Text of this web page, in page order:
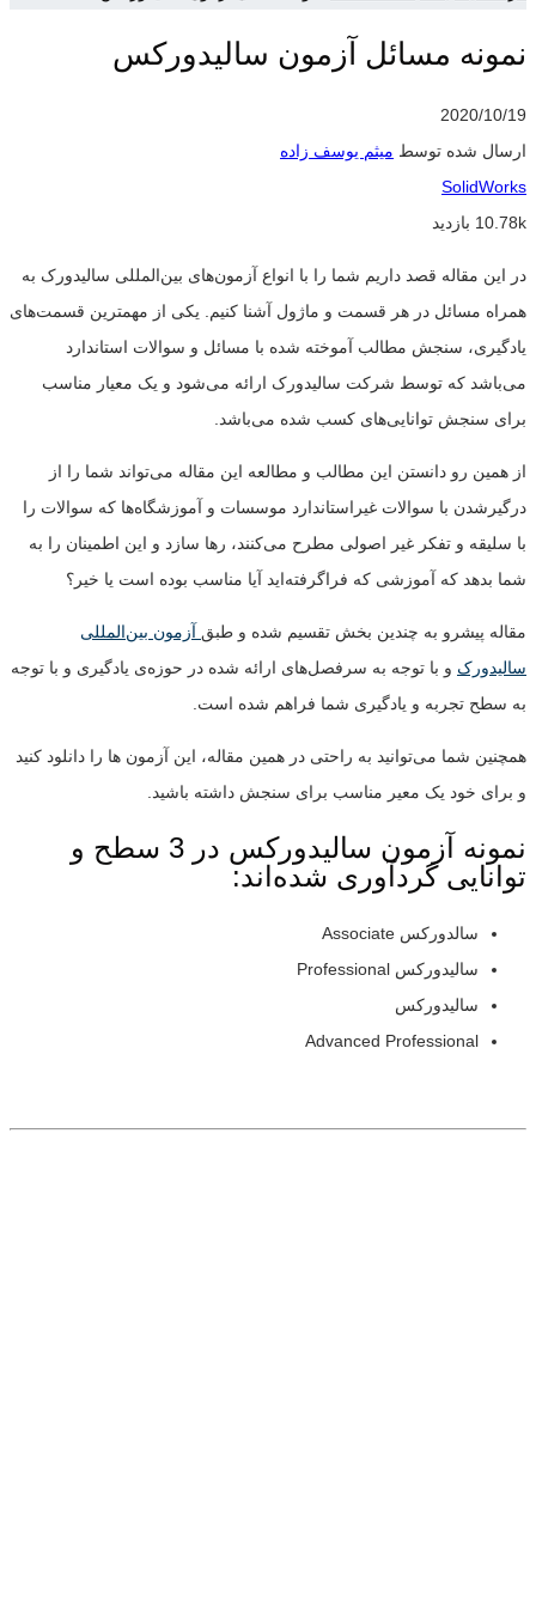
نمونه مسائل آزمون سالیدورکس
2020/10/19
ارسال شده توسط میثم یوسف زاده
SolidWorks
10.78k بازدید
در این مقاله قصد داریم شما را با انواع آزمون‌های بین‌المللی سالیدورک به
همراه مسائل در هر قسمت و ماژول آشنا کنیم. یکی از مهمترین قسمت‌های
یادگیری، سنجش مطالب آموخته شده با مسائل و سوالات استاندارد
می‌باشد که توسط شرکت سالیدورک ارائه می‌شود و یک معیار مناسب
برای سنجش توانایی‌های کسب شده می‌باشد.
از همین رو دانستن این مطالب و مطالعه این مقاله می‌تواند شما را از
درگیرشدن با سوالات غیراستاندارد موسسات و آموزشگاه‌ها که سوالات را
با سلیقه و تفکر غیر اصولی مطرح می‌کنند، رها سازد و این اطمینان را به
شما بدهد که آموزشی که فراگرفته‌اید آیا مناسب بوده است یا خیر؟
مقاله پیشرو به چندین بخش تقسیم شده و طبق آزمون بین‌المللی
سالیدورک و با توجه به سرفصل‌های ارائه شده در حوزه‌ی یادگیری و با توجه
به سطح تجربه و یادگیری شما فراهم شده است.
همچنین شما می‌توانید به راحتی در همین مقاله، این آزمون ها را دانلود کنید
و برای خود یک معیر مناسب برای سنجش داشته باشید.
نمونه آزمون‌ سالیدورکس در 3 سطح و
توانایی گردآوری شده‌اند:
سالدورکس Associate
سالیدورکس Professional
سالیدورکس
Advanced Professional